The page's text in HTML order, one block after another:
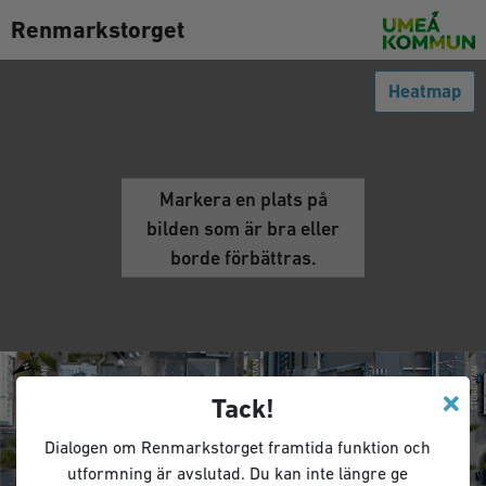
Renmarkstorget
Markera en plats på
bilden som är bra eller
borde förbättras.
Tack!
Dialogen om Renmarkstorget framtida funktion och
utformning är avslutad. Du kan inte längre ge
Heatmap